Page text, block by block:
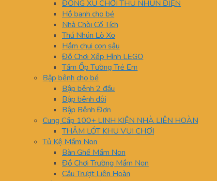
ĐỒNG XU CHƠI THÚ NHÚN ĐIỆN
Hồ banh cho bé
Nhà Chòi Cổ Tích
Thú Nhún Lò Xo
Hầm chui con sâu
Đồ Chơi Xếp Hình LEGO
Tấm Ốp Tường Trẻ Em
Bập bênh cho bé
Bập bênh 2 đầu
Bập bênh đôi
Bập Bênh Đơn
Cung Cấp 100+ LINH KIỆN NHÀ LIÊN HOÀN
THẢM LÓT KHU VUI CHƠI
Tủ Kệ Mầm Non
Bàn Ghế Mầm Non
Đồ Chơi Trường Mầm Non
Cầu Trượt Liên Hoàn